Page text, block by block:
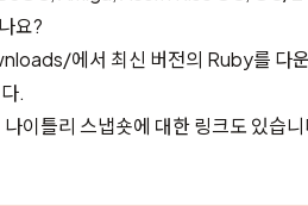
요?
에서 최신 버전의 Ruby를 다
.
이틀리 스냅숏에 대한 링크도 있습니